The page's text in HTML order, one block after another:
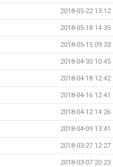
2018-05-22 13:12
2018-05-18 14:35
2018-05-15 09:33
2018-04-30 10:45
2018-04-18 12:42
2018-04-16 12:41
2018-04-12 14:26
2018-04-09 13:41
2018-03-27 12:27
2018-03-07 20:23